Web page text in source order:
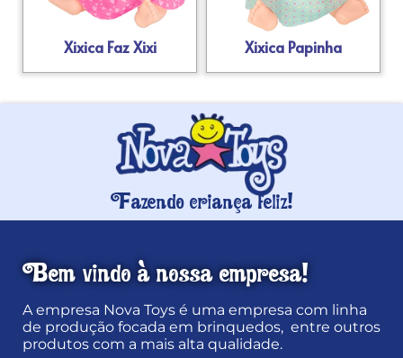
Xixica Faz Xixi Xixica Papinha
Fazendo criança feliz!
Bem vindo à nossa empresa!
A empresa Nova Toys é uma empresa com linha
de produção focada em brinquedos, entre outros
produtos com a mais alta qualidade.